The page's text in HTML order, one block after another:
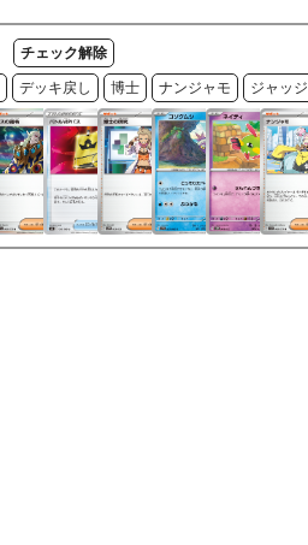
チェック解除
デッキ戻し 博士 ナンジャモ ジャッ